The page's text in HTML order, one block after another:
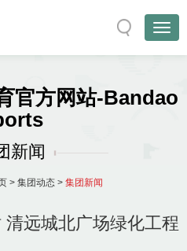
官方网站-Bandao
新闻
> 集团动态> 集团新闻
远城北广场绿化工程